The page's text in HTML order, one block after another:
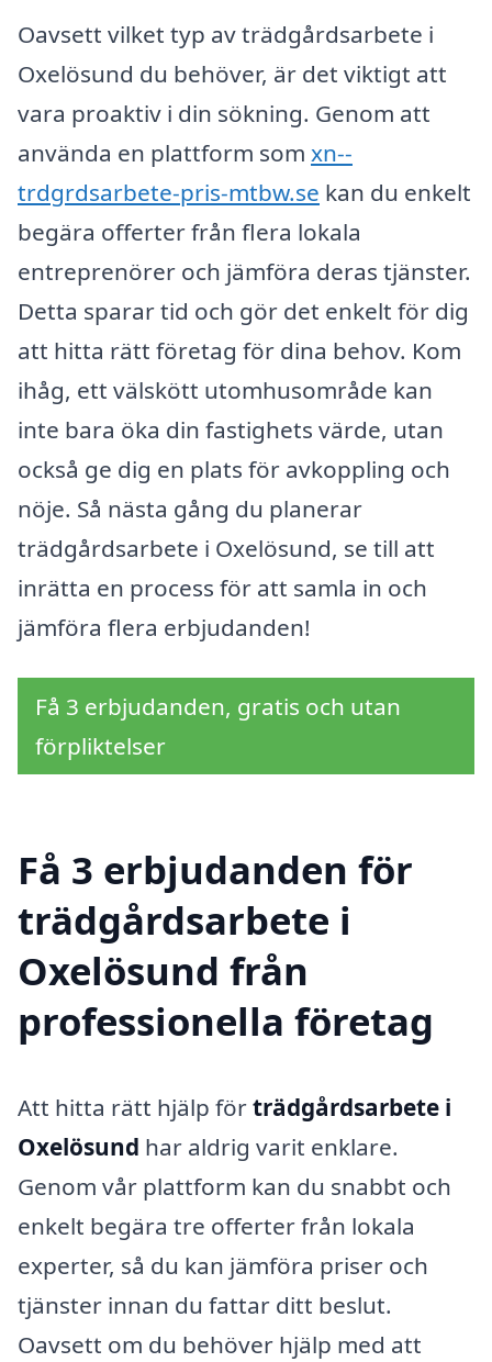
Oavsett vilket typ av trädgårdsarbete i
Oxelösund du behöver, är det viktigt att
vara proaktiv i din sökning. Genom att
använda en plattform som xn--
trdgrdsarbete-pris-mtbw.se kan du enkelt
begära offerter från flera lokala
entreprenörer och jämföra deras tjänster.
Detta sparar tid och gör det enkelt för dig
att hitta rätt företag för dina behov. Kom
ihåg, ett välskött utomhusområde kan
inte bara öka din fastighets värde, utan
också ge dig en plats för avkoppling och
nöje. Så nästa gång du planerar
trädgårdsarbete i Oxelösund, se till att
inrätta en process för att samla in och
jämföra flera erbjudanden!
Få 3 erbjudanden, gratis och utan
förpliktelser
Få 3 erbjudanden för
trädgårdsarbete i
Oxelösund från
professionella företag
Att hitta rätt hjälp förträdgårdsarbete i
Oxelösund har aldrig varit enklare.
Genom vår plattform kan du snabbt och
enkelt begära tre offerter från lokala
experter, så du kan jämföra priser och
tjänster innan du fattar ditt beslut.
Oavsett om du behöver hjälp med att